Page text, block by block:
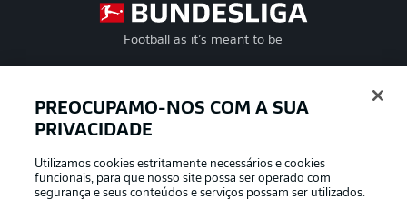
Football as it’s meant to be
APLICATIVO DA BUNDESLIGA
PREOCUPAMO-NOS COM A SUA
PRIVACIDADE
Utilizamos cookies estritamente necessários e cookies
funcionais, para que nosso site possa ser operado com
segurança e seus conteúdos e serviços possam ser utilizados.